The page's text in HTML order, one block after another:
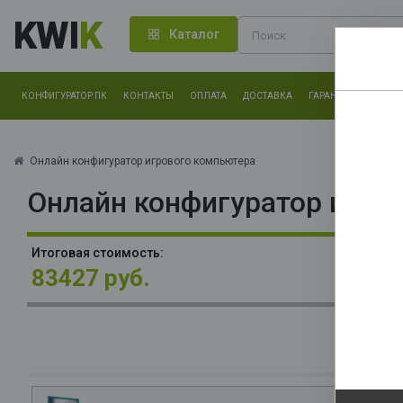
KWIK Каталог
КОНФИГУРАТОР ПК КОНТАКТЫ ОПЛАТА ДОСТАВКА ГАРАНТИЯ
Онлайн конфигуратор игрового компьютера
Онлайн конфигуратор
Итоговая стоимость:
83427 руб.